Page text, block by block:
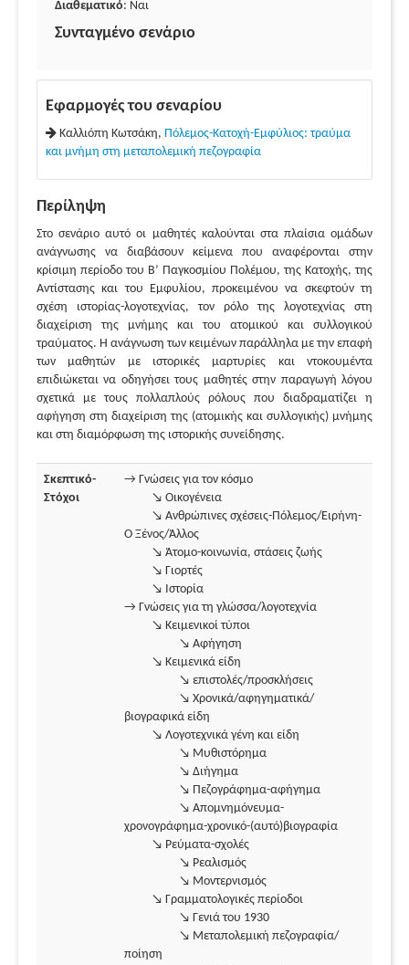
Διαθεματικό: Ναι
Συνταγμένο σενάριο
Εφαρμογές του σεναρίου
Καλλιόπη Κωτσάκη, Πόλεμος-Κατοχή-Εμφύλιος: τραύμα
και μνήμη στη μεταπολεμική πεζογραφία
Περίληψη
Στο σενάριο αυτό οι μαθητές καλούνται στα πλαίσια ομάδων
ανάγνωσης να διαβάσουν κείμενα που αναφέρονται στην
κρίσιμη περίοδο του Β’ Παγκοσμίου Πολέμου, της Κατοχής, της
Αντίστασης και του Εμφυλίου, προκειμένου να σκεφτούν τη
σχέση ιστορίας-λογοτεχνίας, τον ρόλο της λογοτεχνίας στη
διαχείριση της μνήμης και του ατομικού και συλλογικού
τραύματος. Η ανάγνωση των κειμένων παράλληλα με την επαφή
των μαθητών με ιστορικές μαρτυρίες και ντοκουμέντα
επιδιώκεται να οδηγήσει τους μαθητές στην παραγωγή λόγου
σχετικά με τους πολλαπλούς ρόλους που διαδραματίζει η
αφήγηση στη διαχείριση της (ατομικής και συλλογικής) μνήμης
και στη διαμόρφωση της ιστορικής συνείδησης.
Σκεπτικό-
Στόχοι
→ Γνώσεις για τον κόσμο
↘ Οικογένεια
↘ Ανθρώπινες σχέσεις-Πόλεμος/Ειρήνη-
Ο Ξένος/Άλλος
↘ Άτομο-κοινωνία, στάσεις ζωής
↘ Γιορτές
↘ Ιστορία
→ Γνώσεις για τη γλώσσα/λογοτεχνία
↘ Κειμενικοί τύποι
↘ Αφήγηση
↘ Κειμενικά είδη
↘ επιστολές/προσκλήσεις
↘ Χρονικά/αφηγηματικά/
βιογραφικά είδη
↘ Λογοτεχνικά γένη και είδη
↘ Μυθιστόρημα
↘ Διήγημα
↘ Πεζογράφημα-αφήγημα
↘ Απομνημόνευμα-
χρονογράφημα-χρονικό-(αυτό)βιογραφία
↘ Ρεύματα-σχολές
↘ Ρεαλισμός
↘ Μοντερνισμός
↘ Γραμματολογικές περίοδοι
↘ Γενιά του 1930
↘ Μεταπολεμική πεζογραφία/
ποίηση